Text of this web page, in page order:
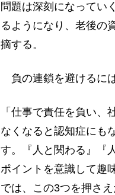
問題は深刻になってい
るようになり、老後の
摘する。
負の連鎖を避けるに
「仕事で責任を負い
なくなると認知症にも
す。『人と関わる』『
ポイントを意識して趣
では、この3つを押さ